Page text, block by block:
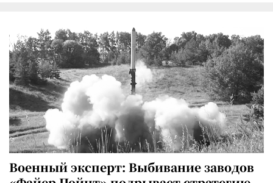
Военный эксперт: Выбивание заводов